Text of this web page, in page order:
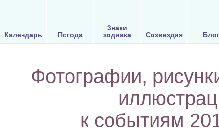
Календарь Погода
Знаки
зодиака
Созвездия Блог
Фотографии,
к событиям